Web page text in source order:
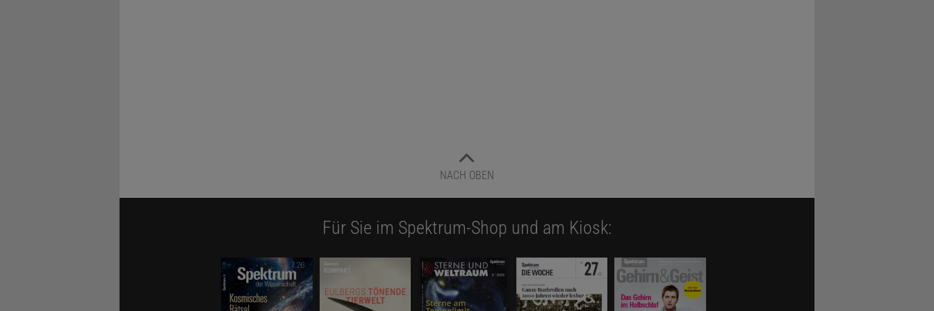
in irgendeinen Onlinedienst einzuloggen, sondern eine Sache von Sekunden, regt
es mich freilich umso mehr auf, wenn es ausnahmsweise einmal eine Minute
Ich fasse zusammen: Es ist schwierig, zu beurteilen, ob die allgemeine
Gereiztheit im Alltag zunimmt, vor allem, weil wir – und unsere Medien – eine
Schwäche dafür haben, diesen Befund zu unterstellen. Er passt auf jeden Fall
schön zur Zeitgeschichte, doch es gibt auch echte Indizien für eine Zunahme.
NACH OBEN
Für Sie im Spektrum-Shop und am Kiosk: